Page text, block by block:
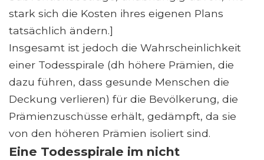
stark sich die Kosten ihres eigenen Plans
tatsächlich ändern.]
Insgesamt ist jedoch die Wahrscheinlichkeit
einer Todesspirale (dh höhere Prämien, die
dazu führen, dass gesunde Menschen die
Deckung verlieren) für die Bevölkerung, die
Prämienzuschüsse erhält, gedämpft, da sie
von den höheren Prämien isoliert sind.
Eine Todesspirale im nicht